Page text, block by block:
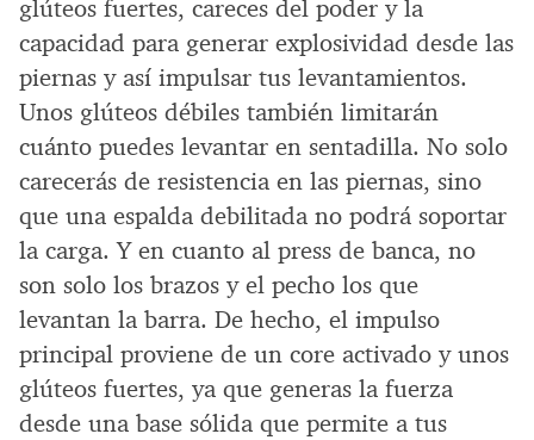
glúteos fuertes, careces del poder y la
capacidad para generar explosividad desde las
piernas y así impulsar tus levantamientos.
Unos glúteos débiles también limitarán
cuánto puedes levantar en sentadilla. No solo
carecerás de resistencia en las piernas, sino
que una espalda debilitada no podrá soportar
la carga. Y en cuanto al press de banca, no
son solo los brazos y el pecho los que
levantan la barra. De hecho, el impulso
principal proviene de un core activado y unos
glúteos fuertes, ya que generas la fuerza
desde una base sólida que permite a tus